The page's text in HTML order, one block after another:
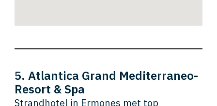
5. Atlantica Grand Mediterraneo-
Resort & Spa
Strandhotel in Ermones met top